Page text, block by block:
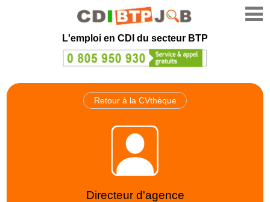
L'emploi en CDI du secteur BTP
Retour à la CVthèque
Directeur d'agence